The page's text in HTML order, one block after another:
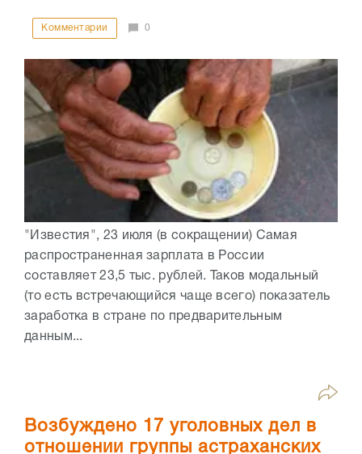
Комментарии 0
"Известия", 23 июля (в сокращении) Самая
распространенная зарплата в России
составляет 23,5 тыс. рублей. Таков модальный
(то есть встречающийся чаще всего) показатель
заработка в стране по предварительным
данным...
Возбуждено 17 уголовных дел в
отношении группы астраханских